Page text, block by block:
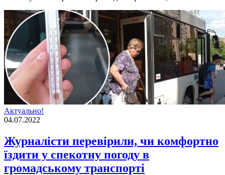
Актуально!
04.07.2022
Журналісти перевірили, чи комфортно
їздити у спекотну погоду в
громадському транспорті